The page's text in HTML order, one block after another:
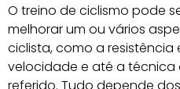
O treino de ciclismo pode
melhorar um ou vários
ciclista, como a
velocidade e até a
referido. Tudo depende